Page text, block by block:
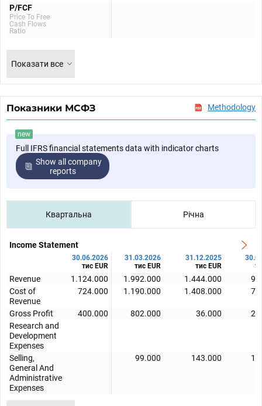
P/FCF
Price To Free
Cash Flows
Ratio
Показати все
Показники МСФЗ Methodology
new
Full IFRS financial statements data with indicator charts
Show all company
reports
Квартальна Річна
Income Statement
30.06.2026
тис EUR
31.03.2026
тис EUR
31.12.2025
тис EUR
Revenue 1.124.000 1.992.000 1.444.000
Cost of
Revenue
724.000 1.190.000 1.408.000
Gross Profit 400.000 802.000 36.000
Research and
Development
Expenses
Selling,
General And
Administrative
Expenses
99.000 143.000